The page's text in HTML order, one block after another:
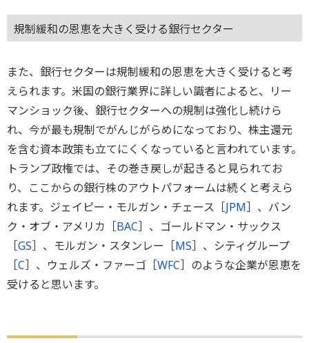
規制緩和の恩恵を大きく受ける銀行セクター
また、銀行セクターは規制緩和の恩恵を大きく受けると考
えられます。米国の銀行業界に詳しい識者によると、リー
マンショック後、銀行セクターへの規制は強化し続けら
れ、今が最も規制でがんじがらめになっており、株主還元
を含む資本政策も立てにくくなっていると言われています。
トランプ政権では、その巻き戻しが起きると見られてお
り、ここからの銀行株のアウトパフォームは続くと考えら
れます。ジェイピー・モルガン・チェース［JPM］、バン
ク・オブ・アメリカ［BAC］、ゴールドマン・サックス
［GS］、モルガン・スタンレー［MS］、シティグループ
［C］、ウェルズ・ファーゴ［WFC］のような企業が恩恵を
受けると思います。